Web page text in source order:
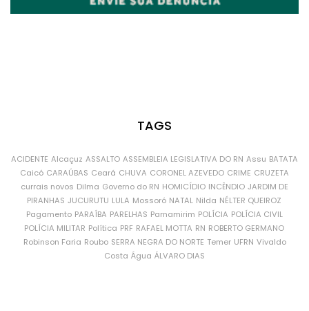
TAGS
ACIDENTE Alcaçuz ASSALTO ASSEMBLEIA LEGISLATIVA DO RN Assu BATATA
Caicó CARAÚBAS Ceará CHUVA CORONEL AZEVEDO CRIME CRUZETA
currais novos Dilma Governo do RN HOMICÍDIO INCÊNDIO JARDIM DE
PIRANHAS JUCURUTU LULA Mossoró NATAL Nilda NÉLTER QUEIROZ
Pagamento PARAÍBA PARELHAS Parnamirim POLÍCIA POLÍCIA CIVIL
POLÍCIA MILITAR Política PRF RAFAEL MOTTA RN ROBERTO GERMANO
Robinson Faria Roubo SERRA NEGRA DO NORTE Temer UFRN Vivaldo
Costa Água ÁLVARO DIAS